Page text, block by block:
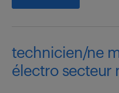
technicien/ne
électro secteur